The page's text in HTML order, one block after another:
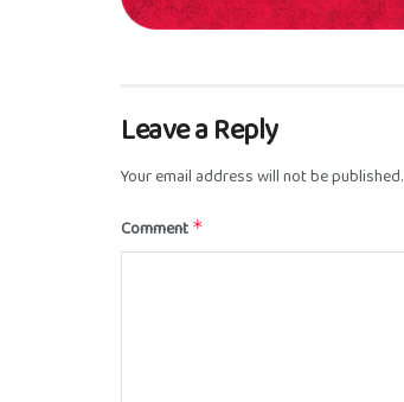
Leave a Reply
Your email address will not be published.
Comment *